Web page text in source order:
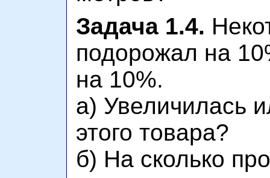
Задача 1.4.
подорожал на
на 10%.
а) Увеличилась
этого товара?
б) На сколько